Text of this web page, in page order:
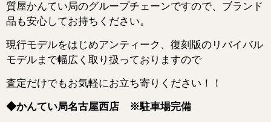
質屋かんてい局のグループチェーンですので、ブランド
品も安心してお持ちください。
現行モデルをはじめアンティーク、復刻版のリバイバル
モデルまで幅広く取り扱っておりますので
査定だけでもお気軽にお立ち寄りください！！
◆かんてい局名古屋西店 ※駐車場完備